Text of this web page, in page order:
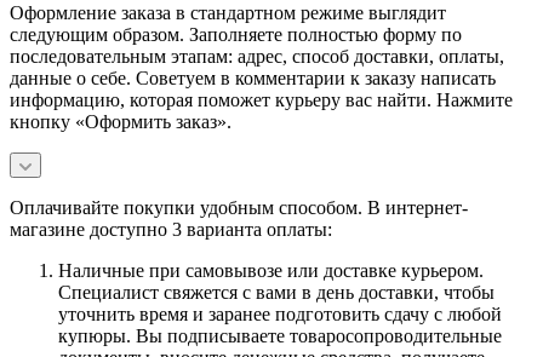
Оформление заказа в стандартном режиме выглядит
следующим образом. Заполняете полностью форму по
последовательным этапам: адрес, способ доставки, оплаты,
данные о себе. Советуем в комментарии к заказу написать
информацию, которая поможет курьеру вас найти. Нажмите
кнопку «Оформить заказ».
Оплачивайте покупки удобным способом. В интернет-
магазине доступно 3 варианта оплаты:
Наличные при самовывозе или доставке курьером.
Специалист свяжется с вами в день доставки, чтобы
уточнить время и заранее подготовить сдачу с любой
купюры. Вы подписываете товаросопроводительные